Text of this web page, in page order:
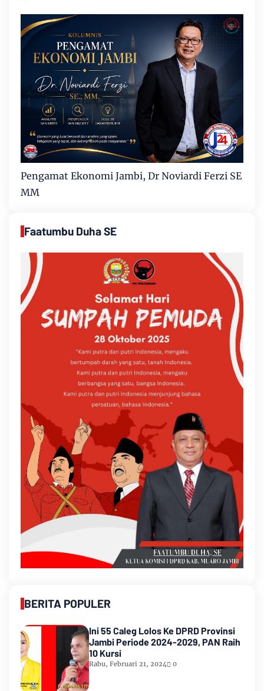
Pengamat Ekonomi Jambi, Dr Noviardi Ferzi SE
MM
Faatumbu Duha SE
BERITA POPULER
Ini 55 Caleg Lolos Ke DPRD Provinsi
Jambi Periode 2024-2029, PAN Raih
10 Kursi
Rabu, Februari 21, 2024 0